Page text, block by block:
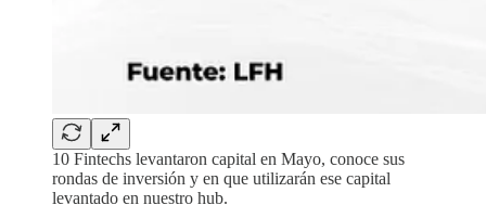
10 Fintechs levantaron capital en Mayo, conoce sus
rondas de inversión y en que utilizarán ese capital
levantado en nuestro hub.